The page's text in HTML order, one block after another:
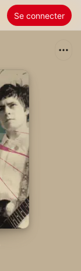
Se connecter